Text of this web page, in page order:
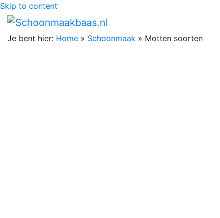
Skip to content
Je bent hier: Home » Schoonmaak » Motten soorten